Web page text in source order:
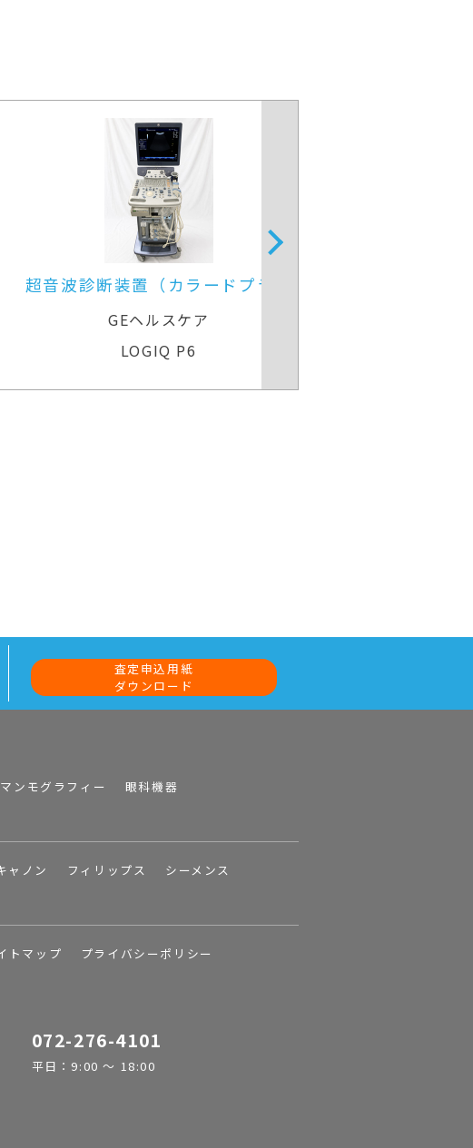
超音波診断装置
GEヘルスケア
Voluson Expert 22
査定申込用紙
ダウンロード
マンモグラフィー
眼科機器
ャノン フィリップス
シーメンス
トマップ プライバシーポリシー
072-276-4101
平日：9:00 ～ 18:00